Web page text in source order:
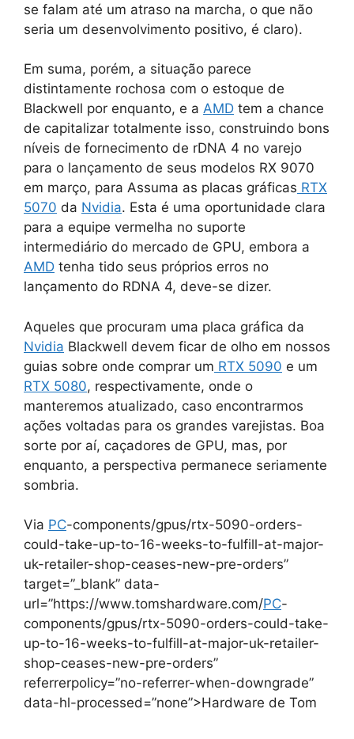
se falam até um atraso na marcha, o que não
seria um desenvolvimento positivo, é claro).
Em suma, porém, a situação parece
distintamente rochosa com o estoque de
Blackwell por enquanto, e a AMD tem a chance
de capitalizar totalmente isso, construindo bons
níveis de fornecimento de rDNA 4 no varejo
para o lançamento de seus modelos RX 9070
em março, para Assuma as placas gráficas RTX
5070 da Nvidia. Esta é uma oportunidade clara
para a equipe vermelha no suporte
intermediário do mercado de GPU, embora a
AMD tenha tido seus próprios erros no
lançamento do RDNA 4, deve-se dizer.
Aqueles que procuram uma placa gráfica da
Nvidia Blackwell devem ficar de olho em nossos
guias sobre onde comprar um RTX 5090 e um
RTX 5080, respectivamente, onde o
manteremos atualizado, caso encontrarmos
ações voltadas para os grandes varejistas. Boa
sorte por aí, caçadores de GPU, mas, por
enquanto, a perspectiva permanece seriamente
sombria.
Via PC-components/gpus/rtx-5090-orders-
could-take-up-to-16-weeks-to-fulfill-at-major-
uk-retailer-shop-ceases-new-pre-orders”
target=”_blank” data-
url=”https://www.tomshardware.com/PC-
components/gpus/rtx-5090-orders-could-take-
up-to-16-weeks-to-fulfill-at-major-uk-retailer-
shop-ceases-new-pre-orders”
referrerpolicy=”no-referrer-when-downgrade”
data-hl-processed=”none”>Hardware de Tom